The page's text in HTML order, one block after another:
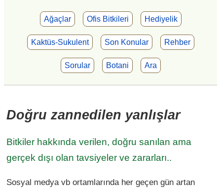
Ağaçlar Ofis Bitkileri Hediyelik
Kaktüs-Sukulent Son Konular Rehber
Sorular Botani Ara
Doğru zannedilen yanlışlar
Bitkiler hakkında verilen, doğru sanılan ama
gerçek dışı olan tavsiyeler ve zararları..
Sosyal medya vb ortamlarında her geçen gün artan